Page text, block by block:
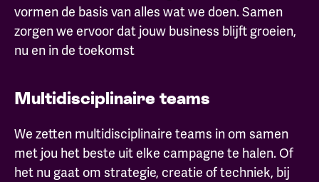
vormen de basis van alles wat we doen. Samen
zorgen we ervoor dat jouw business blijft groeien,
nu en in de toekomst
Multidisciplinaire teams
We zetten multidisciplinaire teams in om samen
met jou het beste uit elke campagne te halen. Of
het nu gaat om strategie, creatie of techniek, bij